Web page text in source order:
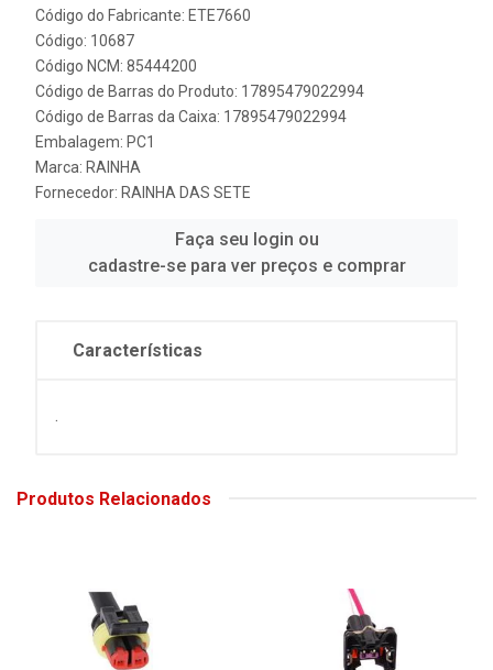
Código do Fabricante: ETE7660
Código: 10687
Código NCM: 85444200
Código de Barras do Produto: 17895479022994
Código de Barras da Caixa: 17895479022994
Embalagem: PC1
Marca: RAINHA
Fornecedor: RAINHA DAS SETE
Faça seu login ou
cadastre-se para ver preços e comprar
Características
Produtos Relacionados